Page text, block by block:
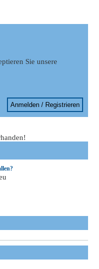
Sie unsere
Anmelden / Registrieren